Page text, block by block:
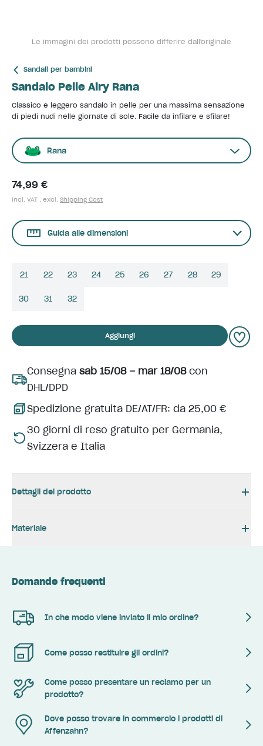
Le immagini dei prodotti possono differire dall'originale
Sandali per bambini
Sandalo Pelle Airy Rana
Classico e leggero sandalo in pelle per una massima sensazione
di piedi nudi nelle giornate di sole. Facile da infilare e sfilare!
Rana
74,99 €
incl. VAT , excl. Shipping Cost
Guida alle dimensioni
21 22 23 24 25 26 27 28 29
30 31 32
Aggiungi
Consegna sab 15/08 – mar 18/08con
DHL/DPD
Spedizione gratuita DE/AT/FR: da 25,00 €
30 giorni di reso gratuito per Germania,
Svizzera e Italia
Dettagli del prodotto
Materiale
Domande frequenti
In che modo viene inviato il mio ordine?
Come posso restituire gli ordini?
Come posso presentare un reclamo per un
prodotto?
Dove posso trovare in commercio i prodotti di
Affenzahn?